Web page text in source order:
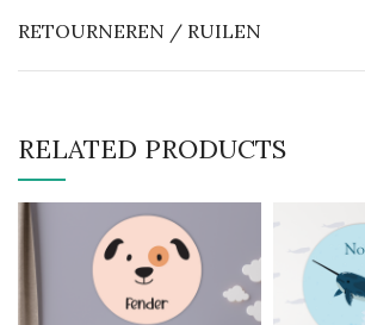
RETOURNEREN / RUILEN
RELATED PRODUCTS